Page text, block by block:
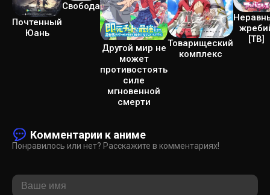
Почтенный
Юань
Свобода
Другой мир не
может
противостоять
силе
мгновенной
смерти
Товарищеский
комплекс
[ТВ]
Комментарии к аниме
Понравилось или нет? Расскажите в комментариях!